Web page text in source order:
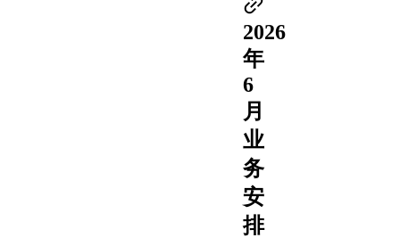
2026
年
6
月
业
务
安
排